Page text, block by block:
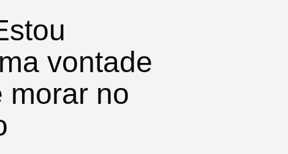
vontade
morar no